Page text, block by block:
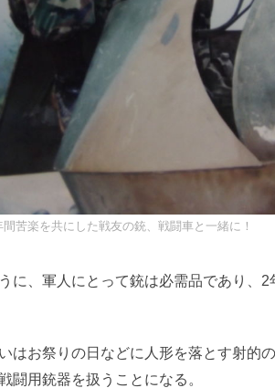
間苦楽を共にした戦友の銃、戦闘車と一緒に！
に、軍人にとって銃は必需品であり、
はお祭りの日などに人形を落とす射的
闘用銃器を扱うことになる。